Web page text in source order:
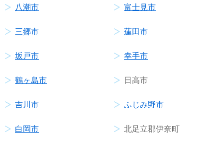
八潮市 富士見市
三郷市 蓮田市
坂戸市 幸手市
鶴ヶ島市 日高市
吉川市 ふじみ野市
白岡市 北足立郡伊奈町